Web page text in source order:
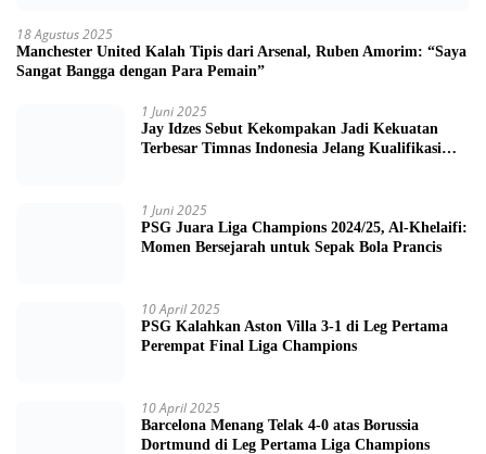
18 Agustus 2025
Manchester United Kalah Tipis dari Arsenal, Ruben Amorim: “Saya
Sangat Bangga dengan Para Pemain”
1 Juni 2025
Jay Idzes Sebut Kekompakan Jadi Kekuatan
Terbesar Timnas Indonesia Jelang Kualifikasi
1 Juni 2025
PSG Juara Liga Champions 2024/25, Al-Khelaifi:
Momen Bersejarah untuk Sepak Bola Prancis
10 April 2025
PSG Kalahkan Aston Villa 3-1 di Leg Pertama
Perempat Final Liga Champions
10 April 2025
Barcelona Menang Telak 4-0 atas Borussia
Dortmund di Leg Pertama Liga Champions